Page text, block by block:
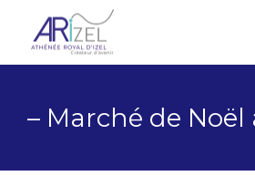
– Marché de Noël